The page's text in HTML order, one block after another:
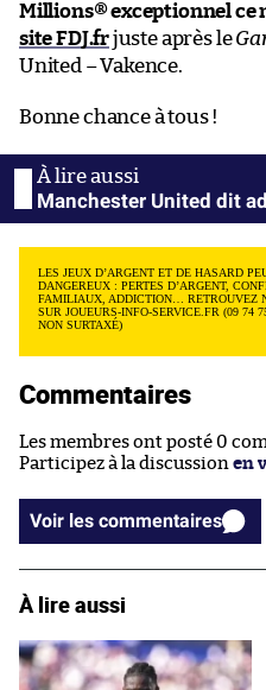
Millions® exceptionnel ce
site FDJ.frjuste après le
United – Vakence.
Bonne chance à tous !
Manchester United dit
LES JEUX D’ARGENT ET DE HASARD
DANGEREUX : PERTES D’ARGENT,
FAMILIAUX, ADDICTION… RETROUVEZ
SUR JOUEURS-INFO-SERVICE.FR (09 74
NON SURTAXÉ)
Commentaires
Les membres ont posté 0
Participez à la discussion en
Voir les commentaires
À lire aussi